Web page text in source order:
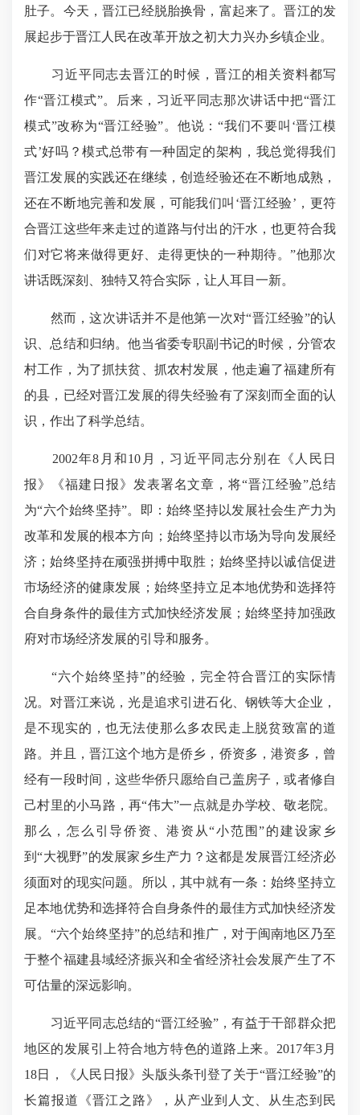
肚子。今天，晋江已经脱胎换骨，富起来了。晋江的发
展起步于晋江人民在改革开放之初大力兴办乡镇企业。
习近平同志去晋江的时候，晋江的相关资料都写
作“晋江模式”。后来，习近平同志那次讲话中把“晋江
模式”改称为“晋江经验”。他说：“我们不要叫‘晋江模
式’好吗？模式总带有一种固定的架构，我总觉得我们
晋江发展的实践还在继续，创造经验还在不断地成熟，
还在不断地完善和发展，可能我们叫‘晋江经验’，更符
合晋江这些年来走过的道路与付出的汗水，也更符合我
们对它将来做得更好、走得更快的一种期待。”他那次
讲话既深刻、独特又符合实际，让人耳目一新。
然而，这次讲话并不是他第一次对“晋江经验”的认
识、总结和归纳。他当省委专职副书记的时候，分管农
村工作，为了抓扶贫、抓农村发展，他走遍了福建所有
的县，已经对晋江发展的得失经验有了深刻而全面的认
识，作出了科学总结。
2002年8月和10月，习近平同志分别在《人民日
报》《福建日报》发表署名文章，将“晋江经验”总结
为“六个始终坚持”。即：始终坚持以发展社会生产力为
改革和发展的根本方向；始终坚持以市场为导向发展经
济；始终坚持在顽强拼搏中取胜；始终坚持以诚信促进
市场经济的健康发展；始终坚持立足本地优势和选择符
合自身条件的最佳方式加快经济发展；始终坚持加强政
府对市场经济发展的引导和服务。
“六个始终坚持”的经验，完全符合晋江的实际情
况。对晋江来说，光是追求引进石化、钢铁等大企业，
是不现实的，也无法使那么多农民走上脱贫致富的道
路。并且，晋江这个地方是侨乡，侨资多，港资多，曾
经有一段时间，这些华侨只愿给自己盖房子，或者修自
己村里的小马路，再“伟大”一点就是办学校、敬老院。
那么，怎么引导侨资、港资从“小范围”的建设家乡
到“大视野”的发展家乡生产力？这都是发展晋江经济必
须面对的现实问题。所以，其中就有一条：始终坚持立
足本地优势和选择符合自身条件的最佳方式加快经济发
展。“六个始终坚持”的总结和推广，对于闽南地区乃至
于整个福建县域经济振兴和全省经济社会发展产生了不
可估量的深远影响。
习近平同志总结的“晋江经验”，有益于干部群众把
地区的发展引上符合地方特色的道路上来。2017年3月
18日，《人民日报》头版头条刊登了关于“晋江经验”的
长篇报道《晋江之路》，从产业到人文、从生态到民